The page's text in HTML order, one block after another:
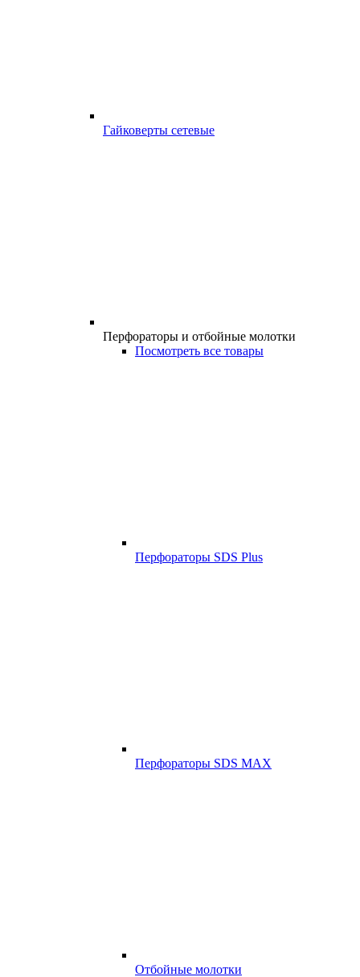
Гайковерты сетевые
Перфораторы и отбойные молотки
Посмотреть все товары
Перфораторы SDS Plus
Перфораторы SDS MAX
Отбойные молотки